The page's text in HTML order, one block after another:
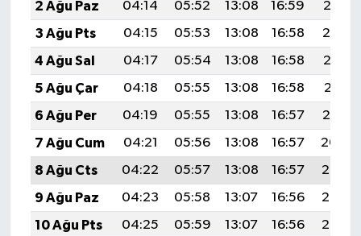
2 Ağu Paz
04:14 05:52 13:08 16:59
20:15
3 Ağu Pts
04:15 05:53 13:08 16:58
20:14
4 Ağu Sal
04:17 05:54 13:08 16:58
20:12
5 Ağu Çar
04:18 05:55 13:08 16:58
20:11
6 Ağu Per
04:19 05:55 13:08 16:57
20:10
7 Ağu Cum
04:21 05:56 13:08 16:57
20:09
8 Ağu Cts
04:22 05:57 13:08 16:57
20:08
9 Ağu Paz
04:23 05:58 13:07 16:56
20:07
10 Ağu Pts
04:25 05:59 13:07 16:56
20:06